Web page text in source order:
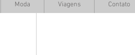
Moda Viagens Contato